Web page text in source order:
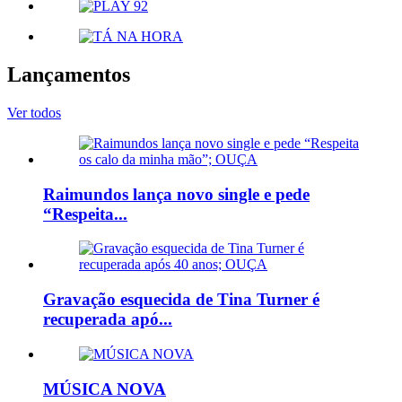
Lançamentos
Ver todos
Raimundos lança novo single e pede
“Respeita...
Gravação esquecida de Tina Turner é
recuperada apó...
MÚSICA NOVA